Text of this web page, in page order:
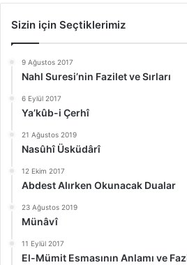
Sizin için Seçtiklerimiz
9 Ağustos 2017
Nahl Suresi’nin Fazilet ve Sırları
6 Eylül 2017
Ya’kûb-i Çerhî
21 Ağustos 2019
Nasûhî Üsküdârî
12 Ekim 2017
Abdest Alırken Okunacak Dualar
23 Ağustos 2019
Münâvî
11 Eylül 2017
El-Mümit Esmasının Anlamı ve